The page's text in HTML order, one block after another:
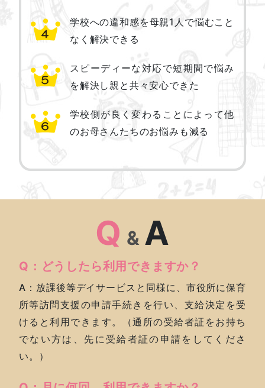
学校への違和感を母親1人で悩むこと
なく解決できる
スピーディーな対応で短期間で悩み
を解決し親と共々安心できた
学校側が良く変わることによって他
のお母さんたちのお悩みも減る
Q & A
Q：どうしたら利用できますか？
A：放課後等デイサービスと同様に、市役所に保育
所等訪問支援の申請手続きを行い、支給決定を受
けると利用できます。（通所の受給者証をお持ち
でない方は、先に受給者証の申請をしてくださ
い。）